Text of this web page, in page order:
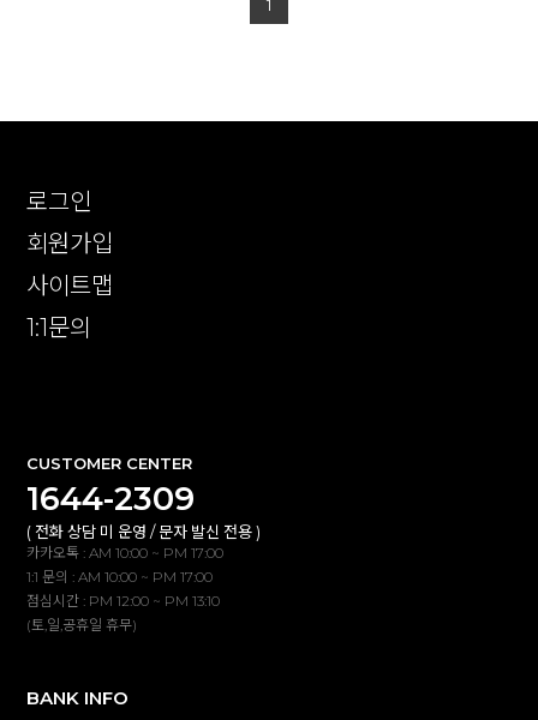
1
로그인
회원가입
사이트맵
1:1문의
CUSTOMER CENTER
1644-2309
( 전화 상담 미 운영 / 문자 발신 전용 )
카카오톡 : AM 10:00 ~ PM 17:00
1:1 문의 : AM 10:00 ~ PM 17:00
점심시간 : PM 12:00 ~ PM 13:10
(토,일,공휴일 휴무)
BANK INFO